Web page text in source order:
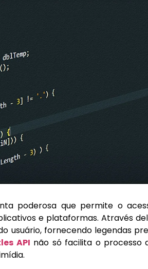
poderosa que permite o
e plataformas. Através
usuário, fornecendo legendas
API não só facilita o processo